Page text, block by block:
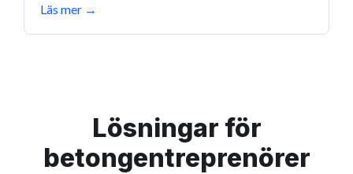
Läs mer →
Lösningar för
betongentreprenörer